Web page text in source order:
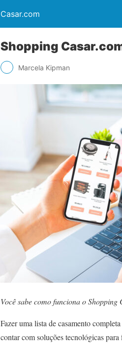
Casar.com
Shopping
Marcela Kipman
Você sabe como funciona o
Fazer uma lista de casamento
contar com soluções tecnológicas